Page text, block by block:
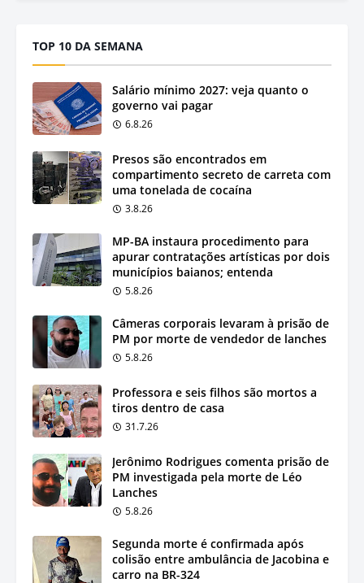
TOP 10 DA SEMANA
Salário mínimo 2027: veja quanto o
governo vai pagar
6.8.26
Presos são encontrados em
compartimento secreto de carreta com
uma tonelada de cocaína
3.8.26
MP-BA instaura procedimento para
apurar contratações artísticas por dois
municípios baianos; entenda
5.8.26
Câmeras corporais levaram à prisão de
PM por morte de vendedor de lanches
5.8.26
Professora e seis filhos são mortos a
tiros dentro de casa
31.7.26
Jerônimo Rodrigues comenta prisão de
PM investigada pela morte de Léo
Lanches
5.8.26
Segunda morte é confirmada após
colisão entre ambulância de Jacobina e
carro na BR-324